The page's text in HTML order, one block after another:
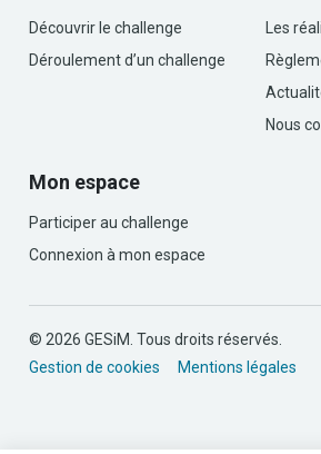
Découvrir le challenge
Déroulement d’un challenge
Les
Nous
Mon espace
Participer au challenge
Connexion à mon espace
© 2026 GESiM. Tous droits réservés.
Gestion de cookies
Mentions légales